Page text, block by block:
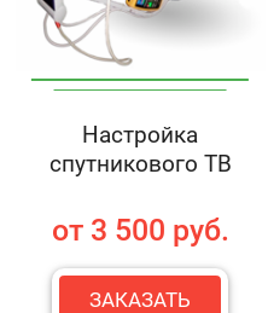
Настройка
спутникового ТВ
от 3 500 руб.
ЗАКАЗАТЬ